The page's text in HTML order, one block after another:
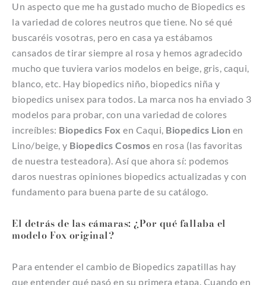
Un aspecto que me ha gustado mucho de Biopedics es
la variedad de colores neutros que tiene. No sé qué
buscaréis vosotras, pero en casa ya estábamos
cansados de tirar siempre al rosa y hemos agradecido
mucho que tuviera varios modelos en beige, gris, caqui,
blanco, etc. Hay biopedics niño, biopedics niña y
biopedics unisex para todos. La marca nos ha enviado 3
modelos para probar, con una variedad de colores
increíbles: Biopedics Fox en Caqui, Biopedics Lion en
Lino/beige, y Biopedics Cosmos en rosa (las favoritas
de nuestra testeadora). Así que ahora sí: podemos
daros nuestras opiniones biopedics actualizadas y con
fundamento para buena parte de su catálogo.
El detrás de las cámaras: ¿Por qué fallaba el
modelo Fox original?
Para entender el cambio de Biopedics zapatillas hay
que entender qué pasó en su primera etapa. Cuando en